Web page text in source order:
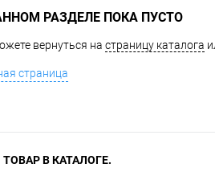
техника Станки
РАЗДЕЛЕ ПОКА ПУСТО
вернуться на страницу каталога
страница
В КАТАЛОГЕ.